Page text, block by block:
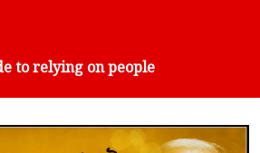
to relying on people